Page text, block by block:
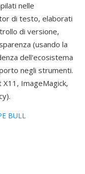
nelle
di testo, elaborati
di versione,
(usando la
dell'ecosistema
negli strumenti.
ImageMagick,
BULL